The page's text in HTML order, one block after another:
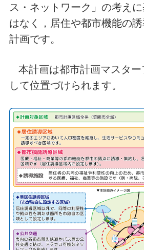
ス・ネットワーク」の考え
はなく，居住や都市機能の
計画です。
本計画は都市計画マスター
して位置づけられます。